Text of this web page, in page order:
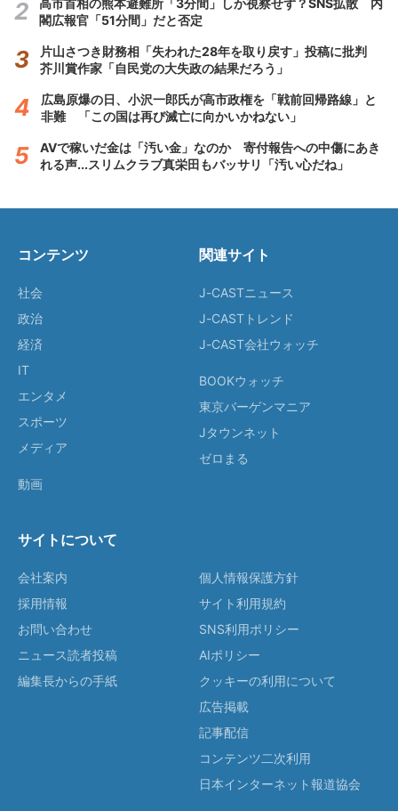
高市首相の熊本避難所「3分間」しか視察せず？SNS拡散 内
閣広報官「51分間」だと否定
片山さつき財務相「失われた28年を取り戻す」投稿に批判
芥川賞作家「自民党の大失政の結果だろう」
広島原爆の日、小沢一郎氏が高市政権を「戦前回帰路線」と
非難 「この国は再び滅亡に向かいかねない」
AVで稼いだ金は「汚い金」なのか 寄付報告への中傷にあき
れる声...スリムクラブ真栄田もバッサリ「汚い心だね」
コンテンツ
社会
政治
経済
IT
エンタメ
スポーツ
メディア
動画
関連サイト
J-CASTニュース
J-CASTトレンド
J-CAST会社ウォッチ
BOOKウォッチ
東京バーゲンマニア
Jタウンネット
ゼロまる
サイトについて
会社案内
採用情報
お問い合わせ
ニュース読者投稿
編集長からの手紙
個人情報保護方針
サイト利用規約
SNS利用ポリシー
AIポリシー
クッキーの利用について
広告掲載
記事配信
コンテンツ二次利用
日本インターネット報道協会